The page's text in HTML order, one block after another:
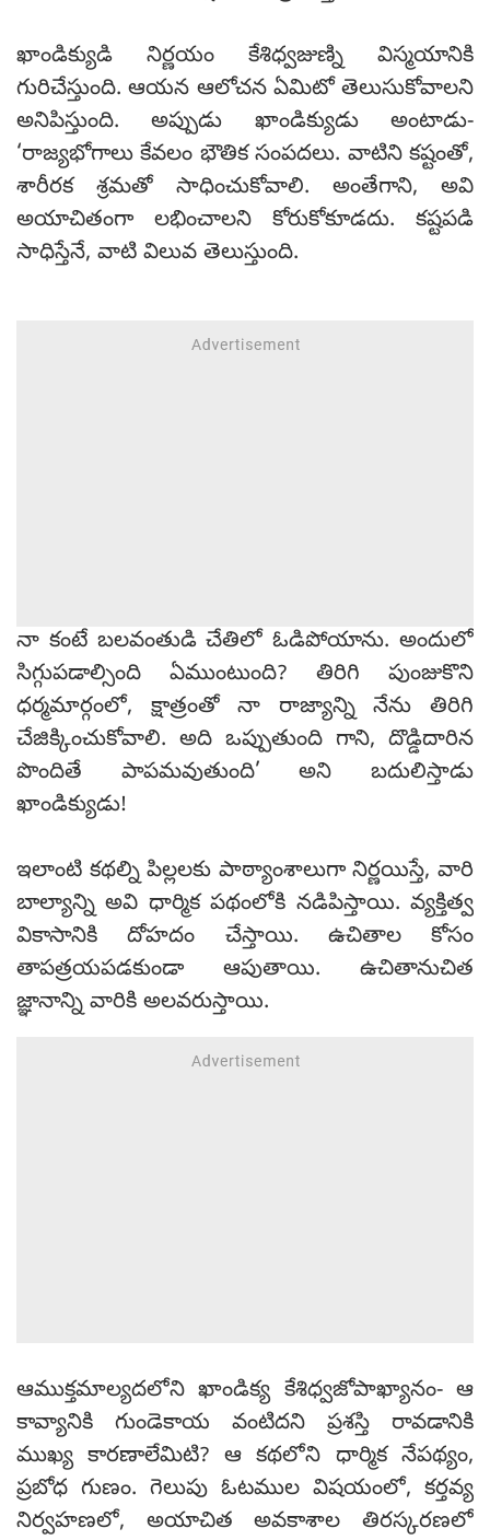
ఖాండిక్యుడి నిర్ణయం కేశిధ్వజుణ్ని విస్మయానికి
గురిచేస్తుంది. ఆయన ఆలోచన ఏమిటో తెలుసుకోవాలని
అనిపిస్తుంది. అప్పుడు ఖాండిక్యుడు అంటాడు-
‘రాజ్యభోగాలు కేవలం భౌతిక సంపదలు. వాటిని కష్టంతో,
శారీరక శ్రమతో సాధించుకోవాలి. అంతేగాని, అవి
అయాచితంగా లభించాలని కోరుకోకూడదు. కష్టపడి
సాధిస్తేనే, వాటి విలువ తెలుస్తుంది.
నా కంటే బలవంతుడి చేతిలో ఓడిపోయాను. అందులో
సిగ్గుపడాల్సింది ఏముంటుంది? తిరిగి పుంజుకొని
ధర్మమార్గంలో, క్షాత్రంతో నా రాజ్యాన్ని నేను తిరిగి
చేజిక్కించుకోవాలి. అది ఒప్పుతుంది గాని, దొడ్డిదారిన
పొందితే పాపమవుతుంది’ అని బదులిస్తాడు
ఖాండిక్యుడు!
ఇలాంటి కథల్ని పిల్లలకు పాఠ్యాంశాలుగా నిర్ణయిస్తే, వారి
బాల్యాన్ని అవి ధార్మిక పథంలోకి నడిపిస్తాయి. వ్యక్తిత్వ
వికాసానికి దోహదం చేస్తాయి. ఉచితాల కోసం
తాపత్రయపడకుండా ఆపుతాయి. ఉచితానుచిత
జ్ఞానాన్ని వారికి అలవరుస్తాయి.
ఆముక్తమాల్యదలోని ఖాండిక్య కేశిధ్వజోపాఖ్యానం- ఆ
కావ్యానికి గుండెకాయ వంటిదని ప్రశస్తి రావడానికి
ముఖ్య కారణాలేమిటి? ఆ కథలోని ధార్మిక నేపథ్యం,
ప్రబోధ గుణం. గెలుపు ఓటముల విషయంలో, కర్తవ్య
నిర్వహణలో, అయాచిత అవకాశాల తిరస్కరణలో